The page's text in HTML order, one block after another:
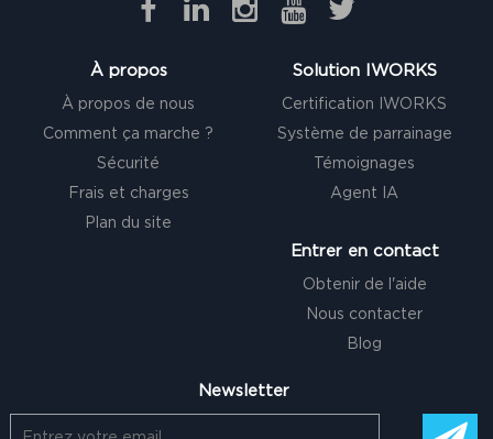
À propos
À propos de nous
Comment ça marche ?
Sécurité
Frais et charges
Plan du site
Solution IWORKS
Certification IWORKS
Système de parrainage
Témoignages
Agent IA
Entrer en contact
Obtenir de l'aide
Nous contacter
Blog
Newsletter